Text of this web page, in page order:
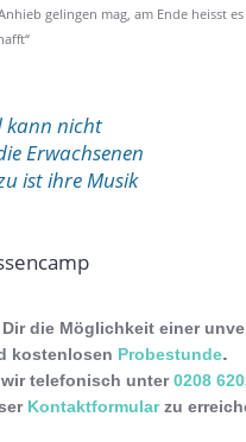
gelingen mag, am Ende heisst es
kann nicht
Erwachsenen
ist ihre Musik
die Möglichkeit einer
kostenlosen Probestunde.
wir telefonisch unter 0208
Kontaktformularzu